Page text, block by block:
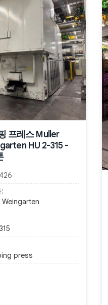
프레스 Muller
HU 2-315 -
Weingarten
press